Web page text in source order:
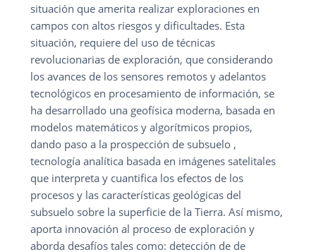
situación que amerita realizar exploraciones en
campos con altos riesgos y dificultades. Esta
situación, requiere del uso de técnicas
revolucionarias de exploración, que considerando
los avances de los sensores remotos y adelantos
tecnológicos en procesamiento de información, se
ha desarrollado una geofísica moderna, basada en
modelos matemáticos y algorítmicos propios,
dando paso a la prospección de subsuelo ,
tecnología analítica basada en imágenes satelitales
que interpreta y cuantifica los efectos de los
procesos y las características geológicas del
subsuelo sobre la superficie de la Tierra. Así mismo,
aporta innovación al proceso de exploración y
aborda desafíos tales como: detección de de